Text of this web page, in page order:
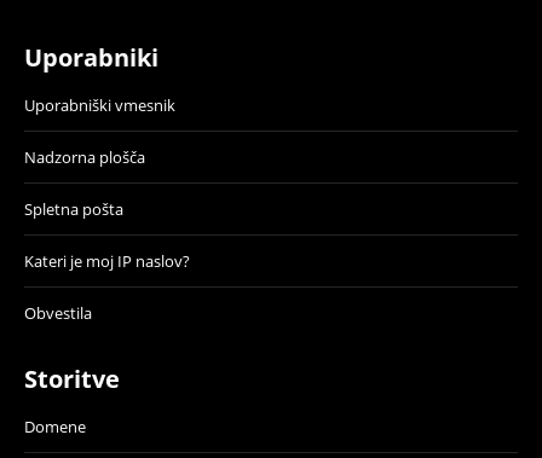
Uporabniki
Uporabniški vmesnik
Nadzorna plošča
Spletna pošta
Kateri je moj IP naslov?
Obvestila
Storitve
Domene